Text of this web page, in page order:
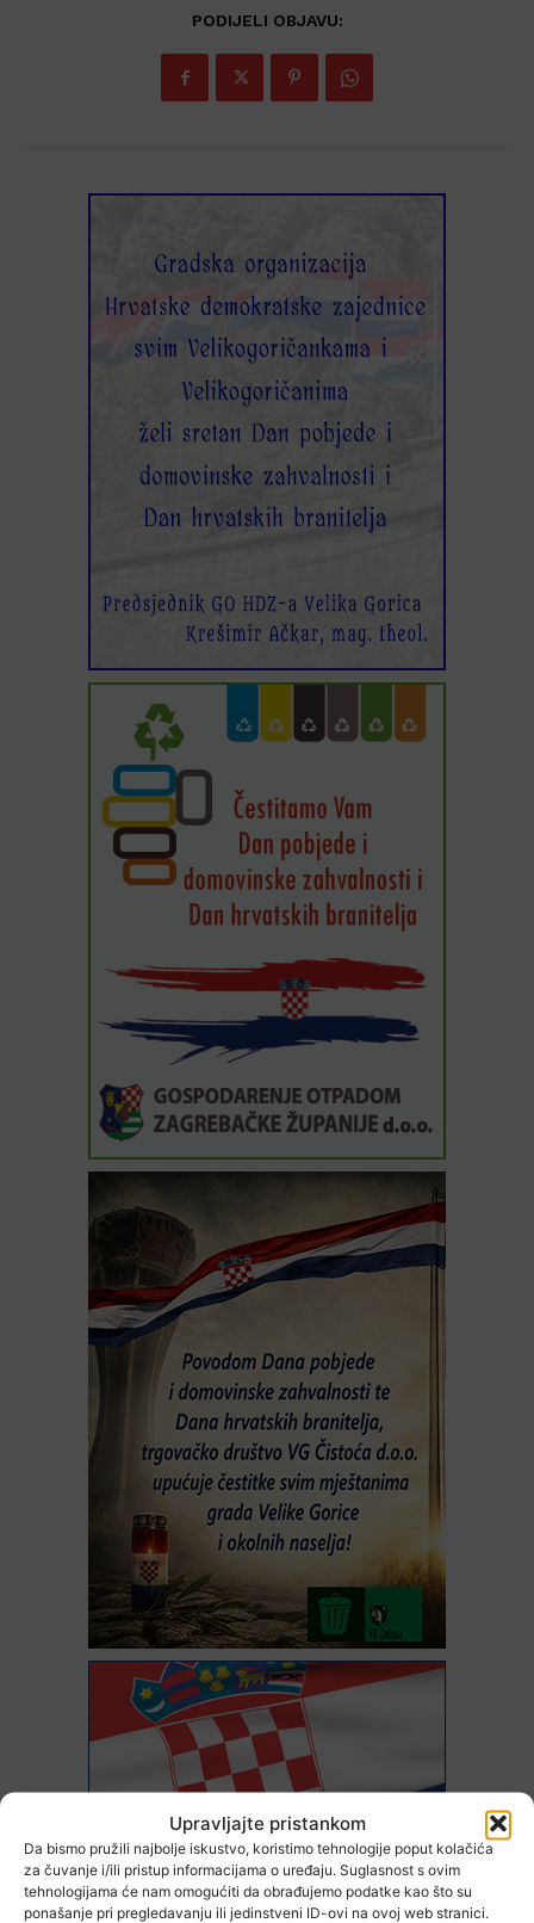
Upravljajte pristankom
Da bismo pružili najbolje iskustvo, koristimo tehnologije poput kolačića
za čuvanje i/ili pristup informacijama o uređaju. Suglasnost s ovim
tehnologijama će nam omogućiti da obrađujemo podatke kao što su
ponašanje pri pregledavanju ili jedinstveni ID-ovi na ovoj web stranici.
PODIJELI OBJAVU: